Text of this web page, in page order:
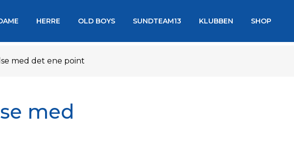
HERRE OLD BOYS SUNDTEAM13 KLUBBEN SHOP
med det ene point
med